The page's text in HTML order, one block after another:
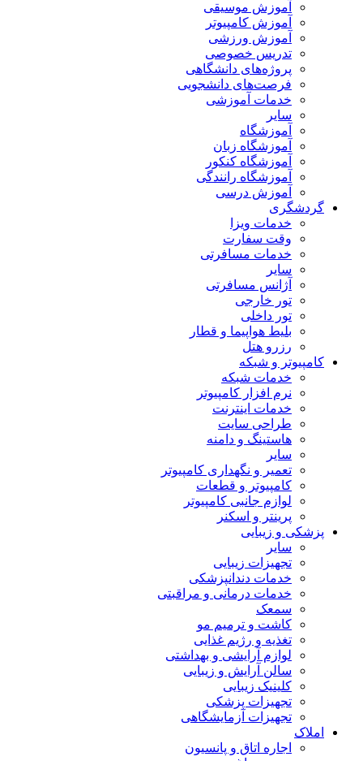
آموزش موسیقی
آموزش کامپیوتر
آموزش ورزشی
تدریس خصوصی
پروژه‌های دانشگاهی
فرصت‌های دانشجویی
خدمات آموزشی
سایر
آموزشگاه
آموزشگاه زبان
آموزشگاه کنکور
آموزشگاه رانندگی
آموزش درسی
گردشگری
خدمات ویزا
وقت سفارت
خدمات مسافرتی
سایر
آژانس مسافرتی
تور خارجی
تور داخلی
بلیط هواپیما و قطار
رزرو هتل
کامپیوتر و شبکه
خدمات شبکه
نرم افزار کامپیوتر
خدمات اینترنت
طراحی سایت
هاستینگ و دامنه
سایر
تعمیر و نگهداری کامپیوتر
کامپیوتر و قطعات
لوازم جانبی کامپیوتر
پرینتر و اسکنر
پزشکی و زیبایی
سایر
تجهیزات زیبایی
خدمات دندانپزشکی
خدمات درمانی و مراقبتی
سمعک
کاشت و ترمیم مو
تغذیه و رژیم غذایی
لوازم آرایشی و بهداشتی
سالن آرایش و زیبایی
کلینیک زیبایی
تجهیزات پزشکی
تجهیزات آزمایشگاهی
املاک
اجاره اتاق و پانسیون